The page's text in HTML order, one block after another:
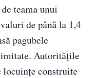
teama unui
de până la 1,4
pagubele
Autoritățile
locuințe construite